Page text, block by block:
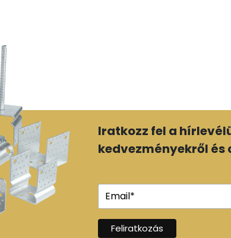
Iratkozz fel a
kedvezményekről